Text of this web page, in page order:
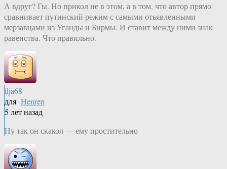
А вдруг? Гы. Но прикол не в этом, а в том, что автор прямо
сравнивает путинский режим с самыми отьявленными
мерзавцами из Уганды и Бирмы. И ставит между ними знак
равенства. Что правильно.
ilja68
для Henren
5 лет назад
Ну так он скакол — ему простительно